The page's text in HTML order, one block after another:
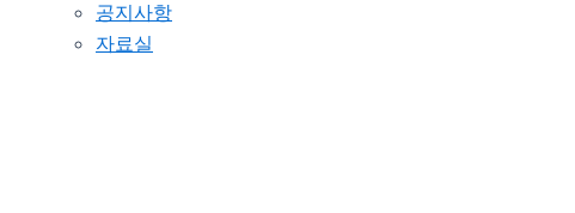
공지사항
자료실